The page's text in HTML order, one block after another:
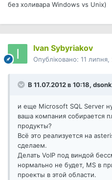
без холивара Windows vs Unix)
Ivan Sybyriakov
Опубліковано: 11 липня,
В 11.07.2012 в 10:18,
и еще Microsoft SQL Server
ваша компания собирается
продукты?
Всё это реализуется на
сделаем.
Делать VoIP под виндой
нормально не будет, MS в
проекты в этой области.